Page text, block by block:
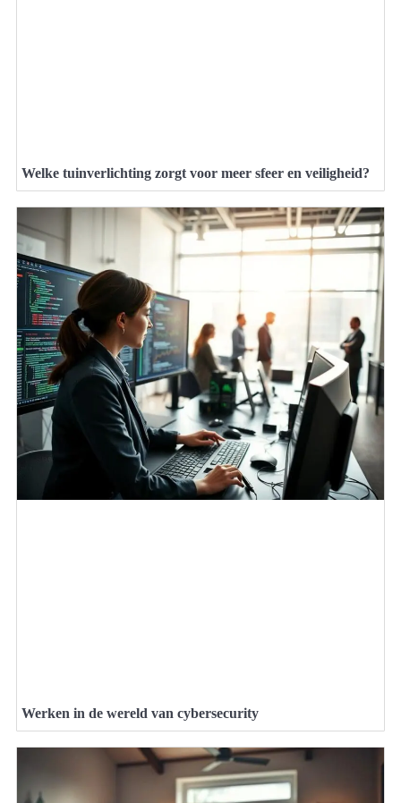
Welke tuinverlichting zorgt voor meer sfeer en veiligheid?
Werken in de wereld van cybersecurity